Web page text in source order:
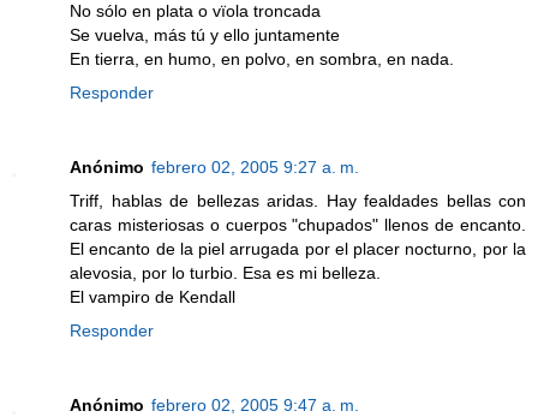
No sólo en plata o vïola troncada
Se vuelva, más tú y ello juntamente
En tierra, en humo, en polvo, en sombra, en nada.
Responder
Anónimo febrero 02, 2005 9:27 a. m.
Triff, hablas de bellezas aridas. Hay fealdades bellas con
caras misteriosas o cuerpos "chupados" llenos de encanto.
El encanto de la piel arrugada por el placer nocturno, por la
alevosia, por lo turbio. Esa es mi belleza.
El vampiro de Kendall
Responder
Anónimo febrero 02, 2005 9:47 a. m.